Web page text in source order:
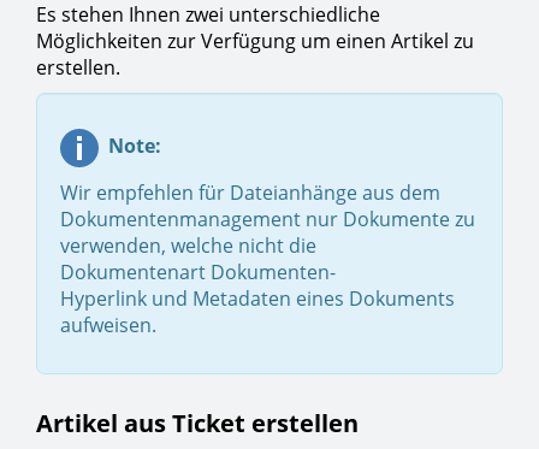
Es stehen Ihnen zwei unterschiedliche
Möglichkeiten zur Verfügung um einen Artikel zu
erstellen.
Note:
Wir empfehlen für Dateianhänge aus dem
Dokumentenmanagement nur Dokumente zu
verwenden, welche nicht die
Dokumentenart Dokumenten-
Hyperlink und Metadaten eines Dokuments
aufweisen.
Artikel aus Ticket erstellen